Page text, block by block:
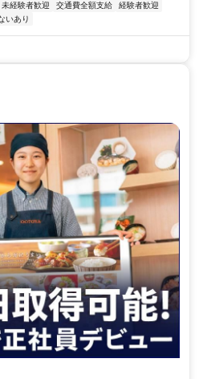
未経験者歓迎 交通費全額支給
経験者歓迎
いあり